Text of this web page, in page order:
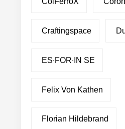
Craftingspace
ES∙FOR∙IN SE
Felix Von Kathen
Florian Hildebrand